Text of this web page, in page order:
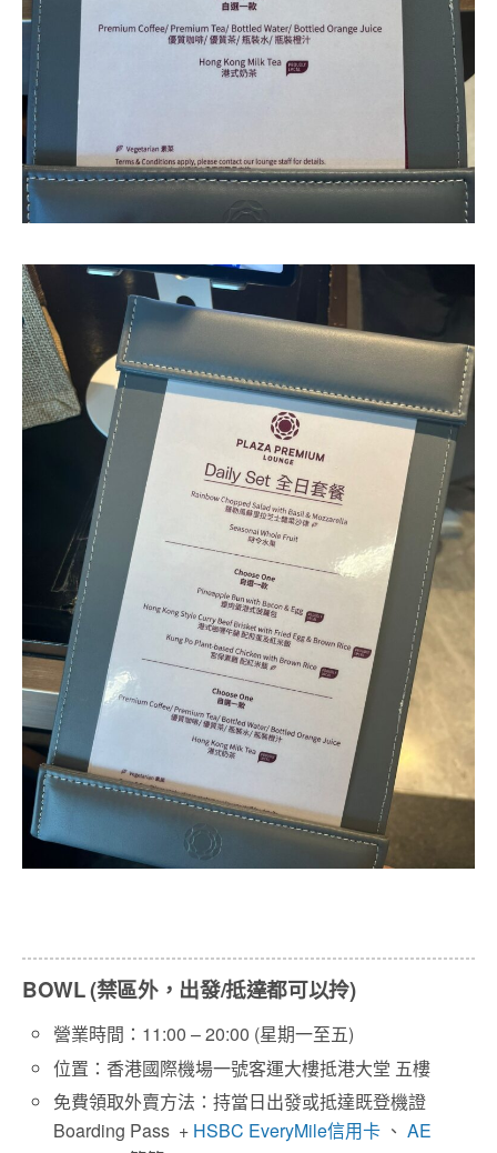
BOWL (禁區外，出發/抵達都可以拎)
營業時間：11:00 – 20:00 (星期一至五)
位置：香港國際機場一號客運大樓抵港大堂 五樓
免費領取外賣方法：持當日出發或抵達既登機證
Boarding Pass + HSBC EveryMile信用卡 、AE